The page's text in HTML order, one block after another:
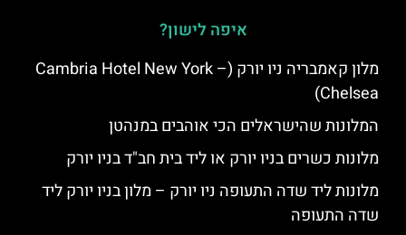
איפה לישון?
מלון קאמבריה ניו יורק (Cambria Hotel New York –
Chelsea)
המלונות שהישראלים הכי אוהבים במנהטן
מלונות כשרים בניו יורק או ליד בית חב"ד בניו יורק
מלונות ליד שדה התעופה ניו יורק – מלון בניו יורק ליד
שדה התעופה